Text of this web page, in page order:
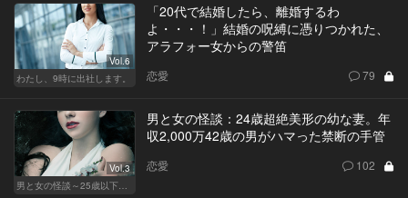
Vol.6
わたし、9時に出社します。
「20代で結婚したら、離婚するわ
よ・・・！」結婚の呪縛に憑りつかれた、
アラフォー女からの警笛
恋愛 79
Vol.3
男と女の怪談～25歳以下閲覧禁止～
男と女の怪談：24歳超絶美形の幼な妻。年
収2,000万42歳の男がハマった禁断の手管
恋愛 102